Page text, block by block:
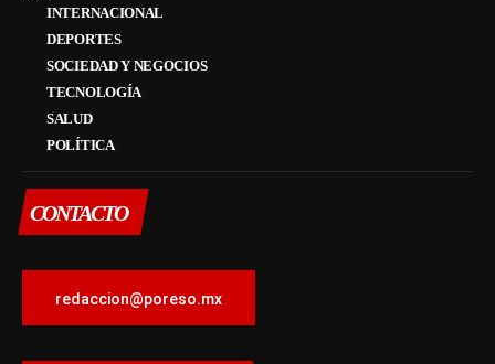
INTERNACIONAL
DEPORTES
SOCIEDAD Y NEGOCIOS
TECNOLOGÍA
SALUD
POLÍTICA
CONTACTO
redaccion@poreso.mx